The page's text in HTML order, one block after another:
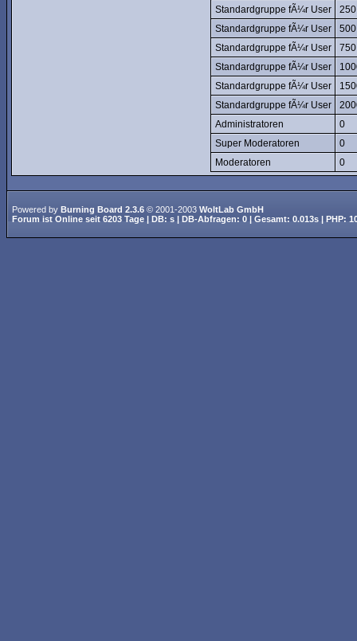
Standardgruppe fÃ¼r User
250
Standardgruppe fÃ¼r User
500
Standardgruppe fÃ¼r User
750
Standardgruppe fÃ¼r User
Standardgruppe fÃ¼r User
Standardgruppe fÃ¼r User
Administratoren
0
Super Moderatoren
0
Moderatoren
0
Powered by Burning Board 2.3.6 © 2001-2003 WoltLab GmbH
Forum ist Online seit 6203 Tage | DB: s | DB-Abfragen: 0 | Gesamt: 0.013s | PHP: